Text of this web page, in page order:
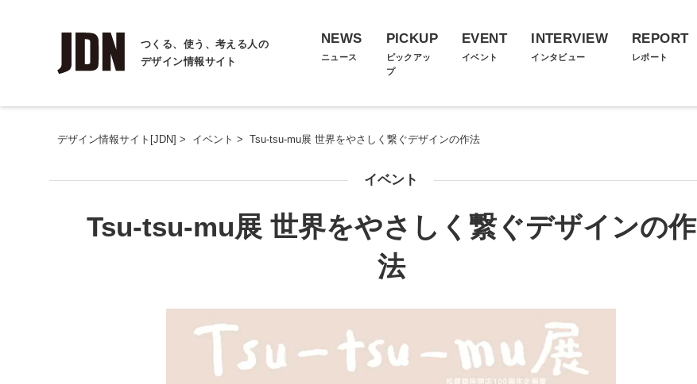
つくる、使う、考える人の
デザイン情報サイト
NEWS
ニュース
PICKUP
ピックアッ
プ
EVENT
イベント
INTERVIEW
インタビュー
REPORT
レポート
デザイン情報サイト[JDN] > イベント > Tsu-tsu-mu展 世界をやさしく繋ぐデザインの作法
イベント
Tsu-tsu-mu展 世界をやさしく繋ぐデザインの作
法